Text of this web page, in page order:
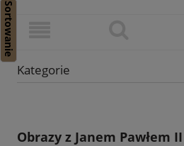
Kategorie
Obrazy z Janem Pawłem II
Sortowanie